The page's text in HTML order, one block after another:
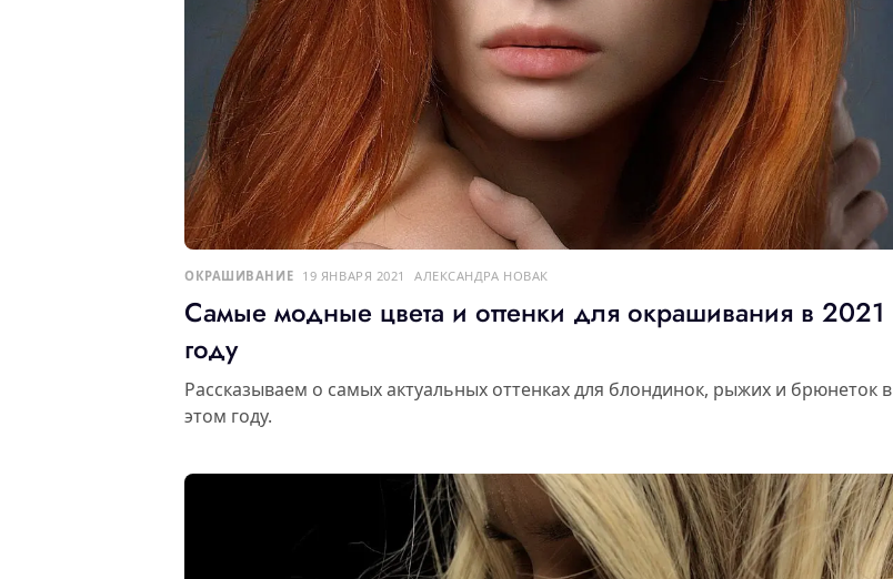
ОКРАШИВАНИЕ 19 ЯНВАРЯ 2021 АЛЕКСАНДРА НОВАК
Самые модные цвета и оттенки для окрашивания в 2021
году
Рассказываем о самых актуальных оттенках для блондинок, рыжих и брюнеток в
этом году.